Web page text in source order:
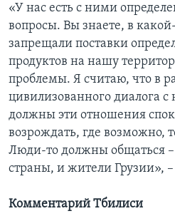
«У нас есть с ними
вопросы. Вы знаете, в
запрещали поставки
продуктов на нашу
проблемы. Я считаю, что в
цивилизованного диалога
должны эти отношения
возрождать, где возможно,
Люди-то должны общаться
страны, и жители Грузии»,
Комментарий Тбилиси